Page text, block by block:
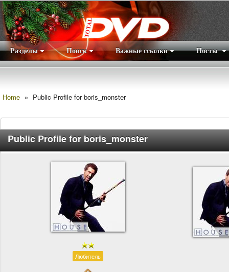
Разделы Поиск Важные ссылки Посты
Home » Public Profile for boris_monster
Public Profile for boris_monster
Любитель